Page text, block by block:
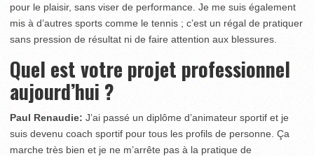
pour le plaisir, sans viser de performance. Je me suis également
mis à d’autres sports comme le tennis ; c’est un régal de pratiquer
sans pression de résultat ni de faire attention aux blessures.
Quel est votre projet professionnel
aujourd’hui ?
Paul Renaudie: J’ai passé un diplôme d’animateur sportif et je
suis devenu coach sportif pour tous les profils de personne. Ça
marche très bien et je ne m’arrête pas à la pratique de